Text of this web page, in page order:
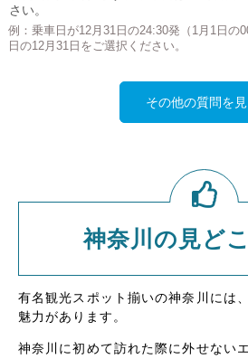
さい。
例：乗車日が12月31日の24:30発（1月1日の
日の12月31日をご選択ください。
その他の質問を
神奈川の見ど
有名観光スポット揃いの神奈川には
魅力があります。
神奈川に初めて訪れた際に外せない